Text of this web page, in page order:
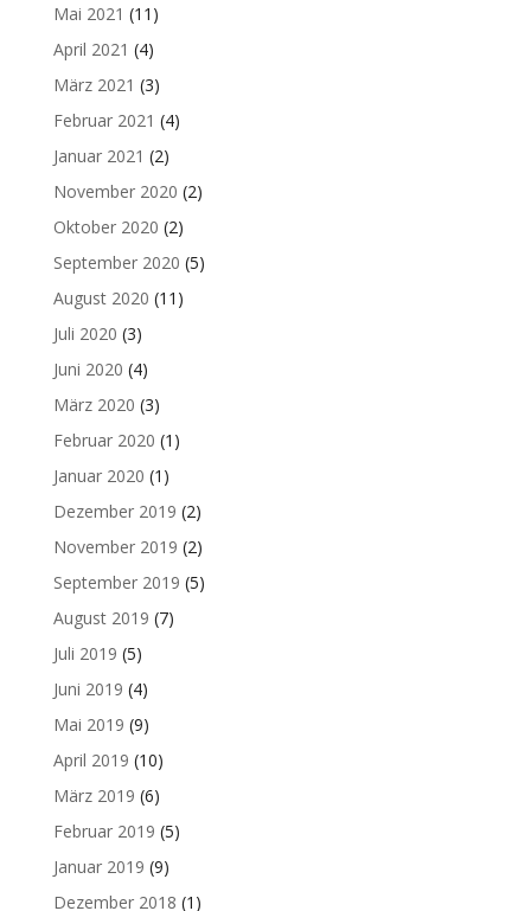
Mai 2021 (11)
April 2021 (4)
März 2021 (3)
Februar 2021 (4)
Januar 2021 (2)
November 2020 (2)
Oktober 2020 (2)
September 2020 (5)
August 2020 (11)
Juli 2020 (3)
Juni 2020 (4)
März 2020 (3)
Februar 2020 (1)
Januar 2020 (1)
Dezember 2019 (2)
November 2019 (2)
September 2019 (5)
August 2019 (7)
Juli 2019 (5)
Juni 2019 (4)
Mai 2019 (9)
April 2019 (10)
März 2019 (6)
Februar 2019 (5)
Januar 2019 (9)
Dezember 2018 (1)